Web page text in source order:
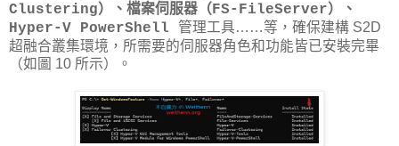
Clustering）、檔案伺服器（FS-FileServer）、
Hyper-V PowerShell 管理工具……等，確保建構 S2D
超融合叢集環境，所需要的伺服器角色和功能皆已安裝完畢
（如圖 10 所示）。